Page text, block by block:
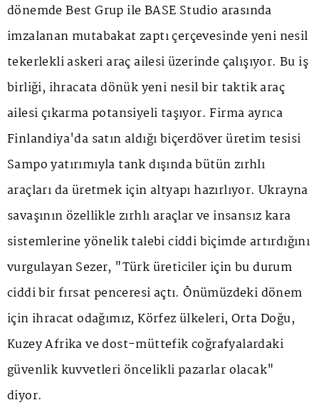
dönemde Best Grup ile BASE Studio arasında
imzalanan mutabakat zaptı çerçevesinde yeni nesil
tekerlekli askeri araç ailesi üzerinde çalışıyor. Bu iş
birliği, ihracata dönük yeni nesil bir taktik araç
ailesi çıkarma potansiyeli taşıyor. Firma ayrıca
Finlandiya'da satın aldığı biçerdöver üretim tesisi
Sampo yatırımıyla tank dışında bütün zırhlı
araçları da üretmek için altyapı hazırlıyor. Ukrayna
savaşının özellikle zırhlı araçlar ve insansız kara
sistemlerine yönelik talebi ciddi biçimde artırdığını
vurgulayan Sezer, "Türk üreticiler için bu durum
ciddi bir fırsat penceresi açtı. Önümüzdeki dönem
için ihracat odağımız, Körfez ülkeleri, Orta Doğu,
Kuzey Afrika ve dost-müttefik coğrafyalardaki
güvenlik kuvvetleri öncelikli pazarlar olacak"
diyor.